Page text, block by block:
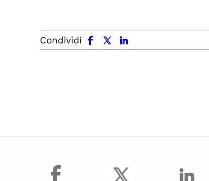
Condividi
facebook x.com linkedin
facebook